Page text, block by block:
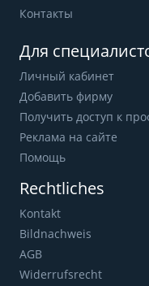
Контакты
Для
Личный кабинет
Добавить фирму
Получить доступ к
Реклама на сайте
Помощь
Rechtliches
Kontakt
Bildnachweis
AGB
Widerrufsrecht